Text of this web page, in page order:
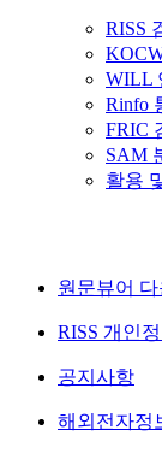
RISS
WILL
Rinfo
FRIC
SAM
활용
원문뷰어 다
RISS 개인
공지사항
해외전자정